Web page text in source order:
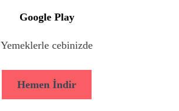
Google Play
Yemeklerle cebinizde
Hemen İndir